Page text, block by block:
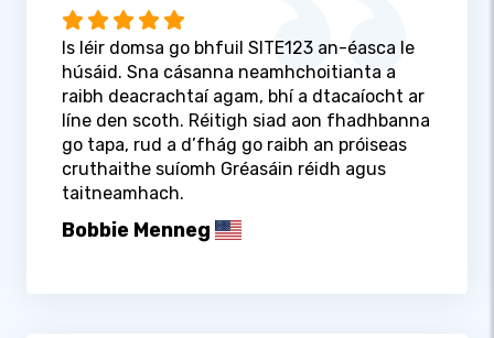
Is léir domsa go bhfuil SITE123 an-éasca le
húsáid. Sna cásanna neamhchoitianta a
raibh deacrachtaí agam, bhí a dtacaíocht ar
líne den scoth. Réitigh siad aon fhadhbanna
go tapa, rud a d’fhág go raibh an próiseas
cruthaithe suíomh Gréasáin réidh agus
taitneamhach.
Bobbie Menneg